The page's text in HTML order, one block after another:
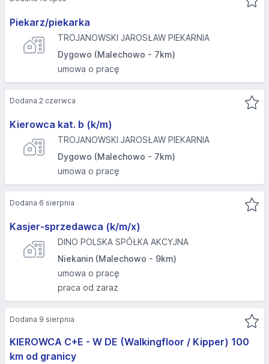
Piekarz/piekarka
TROJANOWSKI JAROSŁAW PIEKARNIA
Dygowo (Malechowo - 7km)
umowa o pracę
Kierowca kat. b (k/m)
TROJANOWSKI JAROSŁAW PIEKARNIA
Dygowo (Malechowo - 7km)
umowa o pracę
Dodana 2 czerwca
Kasjer-sprzedawca (k/m/x)
DINO POLSKA SPÓŁKA AKCYJNA
Niekanin (Malechowo - 9km)
umowa o pracę
praca od zaraz
Dodana 6 sierpnia
KIEROWCA C+E - W DE (Walkingfloor / Kipper) 100
km od granicy
Dodana 9 sierpnia